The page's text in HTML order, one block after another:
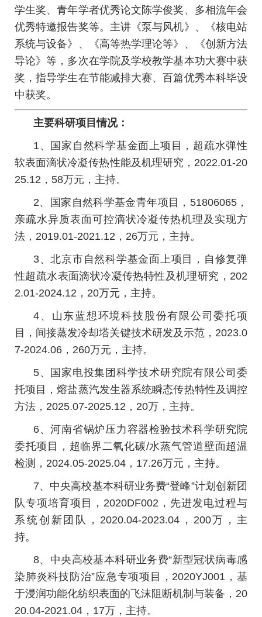
学生奖、青年学者优秀论文陈学俊奖、多相流年会
优秀特邀报告奖等。主讲《泵与风机》、《核电站
系统与设备》、《高等热学理论等》、《创新方法
导论》等，多次在学院及学校教学基本功大赛中获
奖，指导学生在节能减排大赛、百篇优秀本科毕设
中获奖。
主要科研项目情况：
1、国家自然科学基金面上项目，超疏水弹性
软表面滴状冷凝传热性能及机理研究，2022.01-20
25.12，58万元，主持。
2、国家自然科学基金青年项目，51806065，
亲疏水异质表面可控滴状冷凝传热机理及实现方
法，2019.01-2021.12，26万元，主持。
3、北京市自然科学基金面上项目，自修复弹
性超疏水表面滴状冷凝传热特性及机理研究，202
2.01-2024.12，20万元，主持。
4、山东蓝想环境科技股份有限公司委托项
目，间接蒸发冷却塔关键技术研发及示范，2023.0
7-2024.06，260万元，主持。
5、国家电投集团科学技术研究院有限公司委
托项目，熔盐蒸汽发生器系统瞬态传热特性及调控
方法，2025.07-2025.12，20万，主持。
6、河南省锅炉压力容器检验技术科学研究院
委托项目，超临界二氧化碳/水蒸气管道壁面超温
检测，2024.05-2025.04，17.26万元，主持。
7、中央高校基本科研业务费“登峰”计划创新团
队专项培育项目，2020DF002，先进发电过程与
系统创新团队，2020.04-2023.04，200万，主
持。
8、中央高校基本科研业务费“新型冠状病毒感
染肺炎科技防治”应急专项项目，2020YJ001，基
于浸润功能化纺织表面的飞沫阻断机制与装备，20
20.04-2021.04，17万，主持。